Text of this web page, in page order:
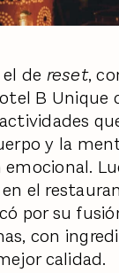
de reset,
B Unique
y la
en el
por su
con
calidad.